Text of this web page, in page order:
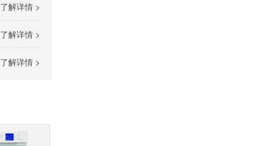
了解详情 >
了解详情 >
了解详情 >